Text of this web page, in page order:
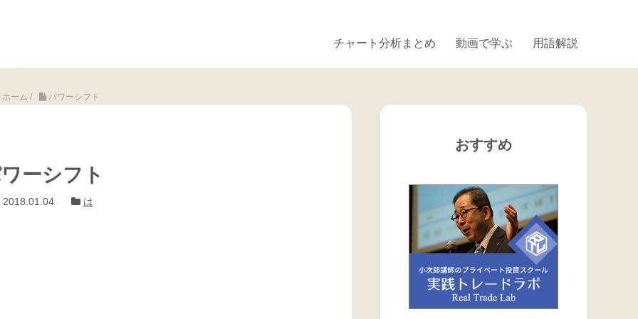
チャート分析まとめ 動画で学ぶ 用語解説
ホーム / パワーシフト
ーシフト
2018.01.04 は
おすすめ